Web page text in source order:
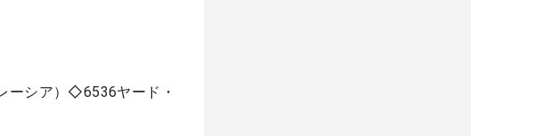
ーシア）◇6536ヤード・